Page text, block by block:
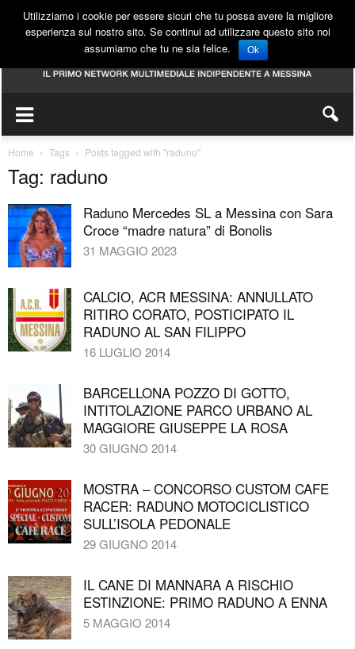
Home Tags Posts tagged with "raduno"
Tag: raduno
Raduno Mercedes SL a Messina con Sara
Croce “madre natura” di Bonolis
31 MAGGIO 2023
CALCIO, ACR MESSINA: ANNULLATO
RITIRO CORATO, POSTICIPATO IL
RADUNO AL SAN FILIPPO
16 LUGLIO 2014
BARCELLONA POZZO DI GOTTO,
INTITOLAZIONE PARCO URBANO AL
MAGGIORE GIUSEPPE LA ROSA
30 GIUGNO 2014
MOSTRA – CONCORSO CUSTOM CAFE
RACER: RADUNO MOTOCICLISTICO
SULL’ISOLA PEDONALE
29 GIUGNO 2014
IL CANE DI MANNARA A RISCHIO
ESTINZIONE: PRIMO RADUNO A ENNA
5 MAGGIO 2014
Utilizziamo i cookie per essere sicuri che tu possa avere la migliore
esperienza sul nostro sito. Se continui ad utilizzare questo sito noi
assumiamo che tu ne sia felice.
Ok